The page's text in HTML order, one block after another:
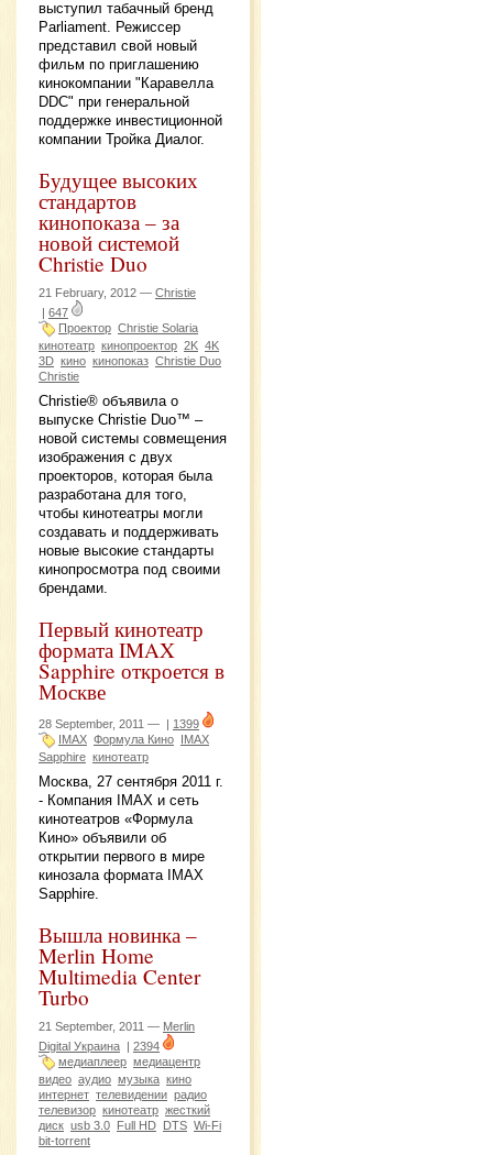
выступил табачный бренд
Parliament. Режиссер
представил свой новый
фильм по приглашению
кинокомпании "Каравелла
DDC" при генеральной
поддержке инвестиционной
компании Тройка Диалог.
Будущее высоких
стандартов
кинопоказа – за
новой системой
Christie Duo
21 February, 2012 — Christie
647
Проектор Christie Solaria
кинотеатр кинопроектор 2K 4K
3D кино кинопоказ Christie Duo
Christie
Christie® объявила о
выпуске Christie Duo™ –
новой системы совмещения
изображения с двух
проекторов, которая была
разработана для того,
чтобы кинотеатры могли
создавать и поддерживать
новые высокие стандарты
кинопросмотра под своими
брендами.
Первый кинотеатр
формата IMAX
Sapphire откроется в
Москве
28 September, 2011 —
1399
IMAX Формула Кино
IMAX
Sapphire кинотеатр
Москва, 27 сентября 2011 г.
- Компания IMAX и сеть
кинотеатров «Формула
Кино» объявили об
открытии первого в мире
кинозала формата IMAX
Sapphire.
Вышла новинка –
Merlin Home
Multimedia Center
Turbo
21 September, 2011 — Merlin
Digital Украина | 2394
медиаплеер медиацентр
видео аудио музыка кино
интернет телевидении радио
телевизор кинотеатр жесткий
диск usb 3.0 Full HD DTS Wi-Fi
bit-torrent